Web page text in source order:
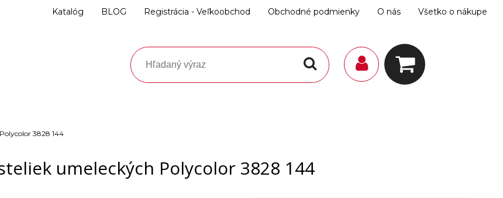
Katalóg BLOG Registrácia - Veľkoobchod Obchodné podmienky O nás Všetko o nákupe
3828 144
umeleckých Polycolor 3828 144